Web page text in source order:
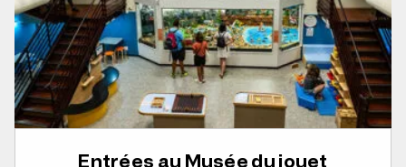
Entrées au Musée du jouet